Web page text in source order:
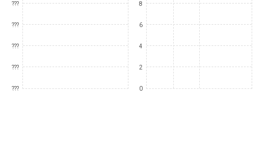
???
???
???
???
???
8
6
4
2
0